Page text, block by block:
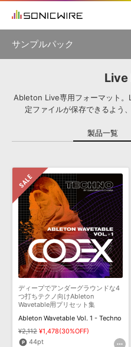
ソフトウェア／ツール »
DAW »
効果音 »
BGM »
特集 »
ニュースレター »
SONICWIREブログ »
製品サポート情報 »
DTMガイド »
FAQ »
お問い合わせ »
鏡音リン・レン
KAITO V3
VOCALOID
VIENNA
EZ DRUMMER 3
ELECTRONICA
EDM
ソフト音源 プラグイン・
ソフトウェア／ツール
サンプルパック
メーカー
フォーマット
ランキング
Ableton Live専用フォーマット
定ファイルが保存できるよう
製品一覧
ディープでアンダーグラウンドな4
つ打ちテクノ向けAbleton
Wavetable用プリセット集
Ableton Wavetable Vol. 1 - Techno
¥2,112 ¥1,478(30%OFF)
44pt